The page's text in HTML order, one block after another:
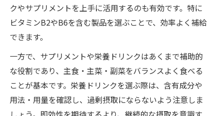
クやサプリメントを上手に活用するのも有効です。特に
ビタミンB2やB6を含む製品を選ぶことで、効率よく補給
できます。
一方で、サプリメントや栄養ドリンクはあくまで補助的
な役割であり、主食・主菜・副菜をバランスよく食べる
ことが基本です。栄養ドリンクを選ぶ際は、含有成分や
用法・用量を確認し、過剰摂取にならないよう注意しま